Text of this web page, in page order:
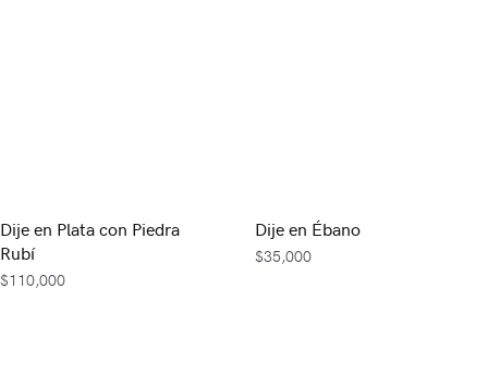
Dije en Plata con Piedra
Rubí
$110,000
Dije en Ébano
$35,000